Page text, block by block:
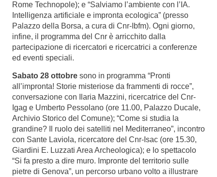
Rome Technopole); e “Salviamo l’ambiente con l’IA.
Intelligenza artificiale e impronta ecologica” (presso
Palazzo della Borsa, a cura di Cnr-Ibfm). Ogni giorno,
infine, il programma del Cnr è arricchito dalla
partecipazione di ricercatori e ricercatrici a conferenze
ed eventi speciali.
Sabato 28 ottobre sono in programma “Pronti
all’impronta! Storie misteriose da frammenti di rocce”,
conversazione con Ilaria Mazzini, ricercatrice del Cnr-
Igag e Umberto Pessolano (ore 11.00, Palazzo Ducale,
Archivio Storico del Comune); “Come si studia la
grandine? Il ruolo dei satelliti nel Mediterraneo”, incontro
con Sante Laviola, ricercatore del Cnr-Isac (ore 15.30,
Giardini E. Luzzati Area Archeologica); e lo spettacolo
“Si fa presto a dire muro. Impronte del territorio sulle
pietre di Genova”, un percorso urbano volto a illustrare